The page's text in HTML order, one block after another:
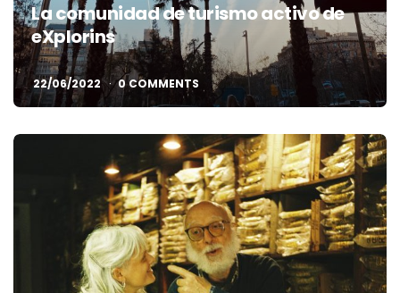
La comunidad de turismo activo de
eXplorins
22/06/2022 0 COMMENTS